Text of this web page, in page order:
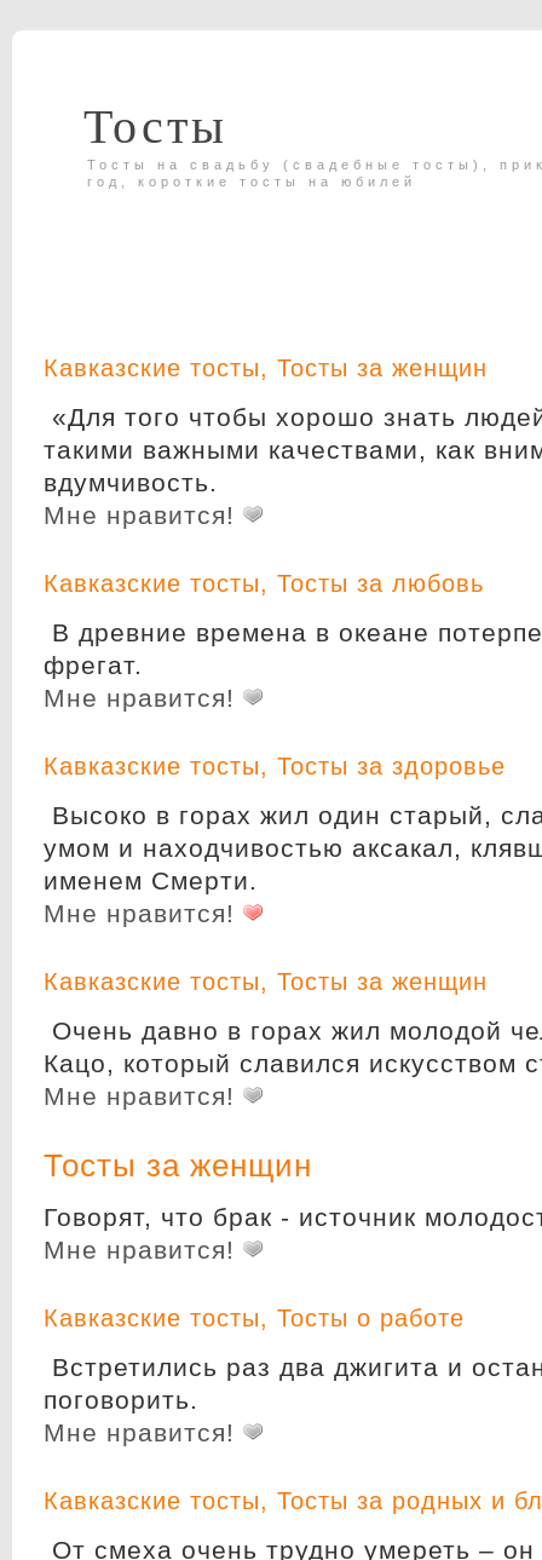
Тосты
Тосты на свадьбу (свадебные тосты),
год, короткие тосты на юбилей
Кавказские тосты, Тосты за женщин
«Для того чтобы хорошо знать
такими важными качествами, как
вдумчивость.
Мне нравится!
Кавказские тосты, Тосты за любовь
В древние времена в океане
фрегат.
Мне нравится!
Кавказские тосты, Тосты за здоровье
Высоко в горах жил один старый,
умом и находчивостью аксакал,
именем Смерти.
Мне нравится!
Кавказские тосты, Тосты за женщин
Очень давно в горах жил молодой
Кацо, который славился искусством
Мне нравится!
Тосты за женщин
Говорят, что брак - источник
Мне нравится!
Кавказские тосты, Тосты о работе
Встретились раз два джигита и
поговорить.
Мне нравится!
Кавказские тосты, Тосты за родных и
От смеха очень трудно умереть – он